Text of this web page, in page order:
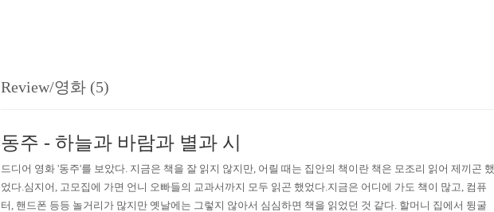
Review/영화 (5)
동주 - 하늘과 바람과 별과 시
드디어 영화 '동주'를 보았다. 지금은 책을 잘 읽지 않지만, 어릴 때는 집안의 책이란 책은 모조리 읽어 제끼곤 했
었다.심지어, 고모집에 가면 언니 오빠들의 교과서까지 모두 읽곤 했었다.지금은 어디에 가도 책이 많고, 컴퓨
터, 핸드폰 등등 놀거리가 많지만 옛날에는 그렇지 않아서 심심하면 책을 읽었던 것 같다. 할머니 집에서 뒹굴